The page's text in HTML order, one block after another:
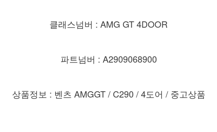
클래스넘버 : AMG GT 4DOOR
파트넘버 : A2909068900
상품정보 : 벤츠 AMGGT / C290 / 4도어 / 중고상품